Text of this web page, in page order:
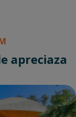
apreciaza